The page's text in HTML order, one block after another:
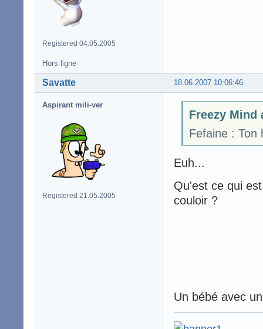
Registered 04.05.2005
Hors ligne
18.06.2007 10:06:46
Savatte
Aspirant mili-ver
Registered 21.05.2005
Freezy Mind
Fefaine : Ton
Euh...
Qu'est ce qui
couloir ?
Un bébé avec